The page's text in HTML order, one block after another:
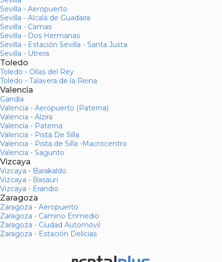
Sevilla - Aeropuerto
Sevilla - Alcalá de Guadaira
Sevilla - Camas
Sevilla - Dos Hermanas
Sevilla - Estación Sevilla - Santa Justa
Sevilla - Utrera
Toledo
Toledo - Olías del Rey
Toledo - Talavera de la Reina
Valencia
Gandía
Valencia - Aeropuerto (Paterna)
Valencia - Alzira
Valencia - Paterna
Valencia - Pista De Silla
Valencia - Pista de Silla -Macrocentro
Valencia - Sagunto
Vizcaya
Vizcaya - Barakaldo
Vizcaya - Basauri
Vizcaya - Erandio
Zaragoza
Zaragoza - Aeropuerto
Zaragoza - Camino Enmedio
Zaragoza - Ciudad Automóvil
Zaragoza - Estación Delicias